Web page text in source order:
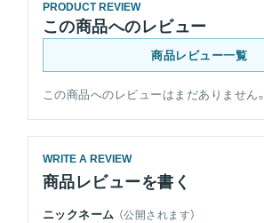
PRODUCT REVIEW
この商品へのレビュー
商品レビュー一覧
この商品へのレビューはまだありません。
WRITE A REVIEW
商品レビューを書く
ニックネーム （公開されます）